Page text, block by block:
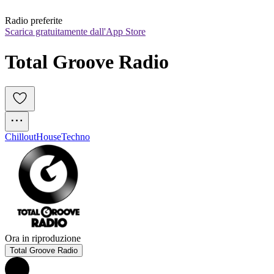
Radio preferite
Scarica gratuitamente dall'App Store
ChilloutHouseTechno
Ora in riproduzione
Total Groove Radio